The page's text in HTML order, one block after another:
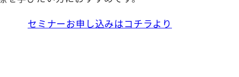
セミナーお申し込みはコチラより